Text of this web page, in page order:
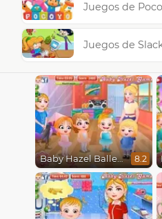
Juegos de
Juegos de
Baby Hazel Ballerina Dance 8.2